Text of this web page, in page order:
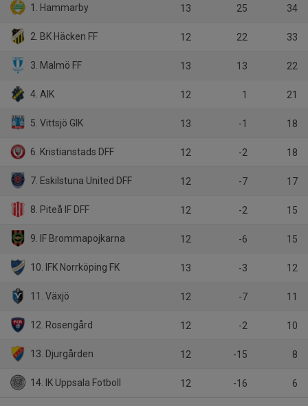
1. Hammarby 13 25 34
2. BK Häcken FF 12 22 33
3. Malmö FF 13 13 22
4. AIK 12 1 21
5. Vittsjö GIK 13 -1 18
6. Kristianstads DFF 12 -2 18
7. Eskilstuna United DFF 12 -7 17
8. Piteå IF DFF 12 -2 15
9. IF Brommapojkarna 12 -6 15
10. IFK Norrköping FK 13 -3 12
11. Växjö 12 -7 11
12. Rosengård 12 -2 10
13. Djurgården 12 -15 8
14. IK Uppsala Fotboll 12 -16 6